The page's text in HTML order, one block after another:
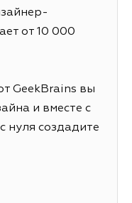
от 10 000
GeekBrains вы
и вместе с
нуля создадите